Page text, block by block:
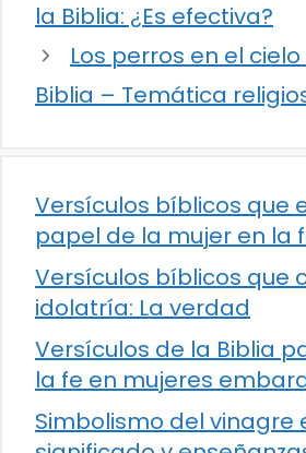
la Biblia: ¿Es efectiva?
Los perros en el
Biblia – Temática
Versículos bíblicos que
papel de la mujer en la
Versículos bíblicos que
idolatría: La verdad
Versículos de la Biblia
la fe en mujeres
Simbolismo del vinagre